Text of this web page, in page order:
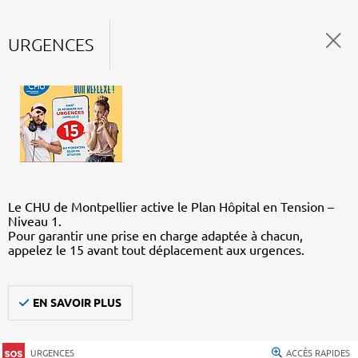
URGENCES
Le CHU de Montpellier active le Plan Hôpital en Tension –
Niveau 1.
Pour garantir une prise en charge adaptée à chacun,
appelez le 15 avant tout déplacement aux urgences.
EN SAVOIR PLUS
URGENCES ACCÈS RAPIDES